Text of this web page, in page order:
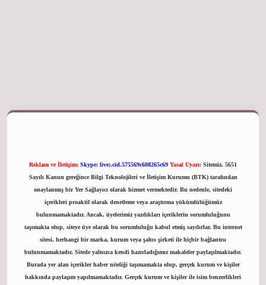
Reklam ve İletişim: Skype: live:.cid.575569c608265c69 Yasal Uyarı: Sitemiz, 5651
Sayılı Kanun gereğince Bilgi Teknolojileri ve İletişim Kurumu (BTK) tarafından
onaylanmış bir Yer Sağlayıcı olarak hizmet vermektedir. Bu nedenle, sitedeki
içerikleri proaktif olarak denetleme veya araştırma yükümlülüğümüz
bulunmamaktadır. Ancak, üyelerimiz yazdıkları içeriklerin sorumluluğunu
taşımakta olup, siteye üye olarak bu sorumluluğu kabul etmiş sayılırlar. Bu internet
sitesi, herhangi bir marka, kurum veya şahıs şirketi ile hiçbir bağlantısı
bulunmamaktadır. Sitede yalnızca kendi hazırladığımız makaleler paylaşılmaktadır.
Burada yer alan içerikler haber niteliği taşımamakta olup, gerçek kurum ve kişiler
hakkında paylaşım yapılmamaktadır. Gerçek kurum ve kişiler ile isim benzerlikleri